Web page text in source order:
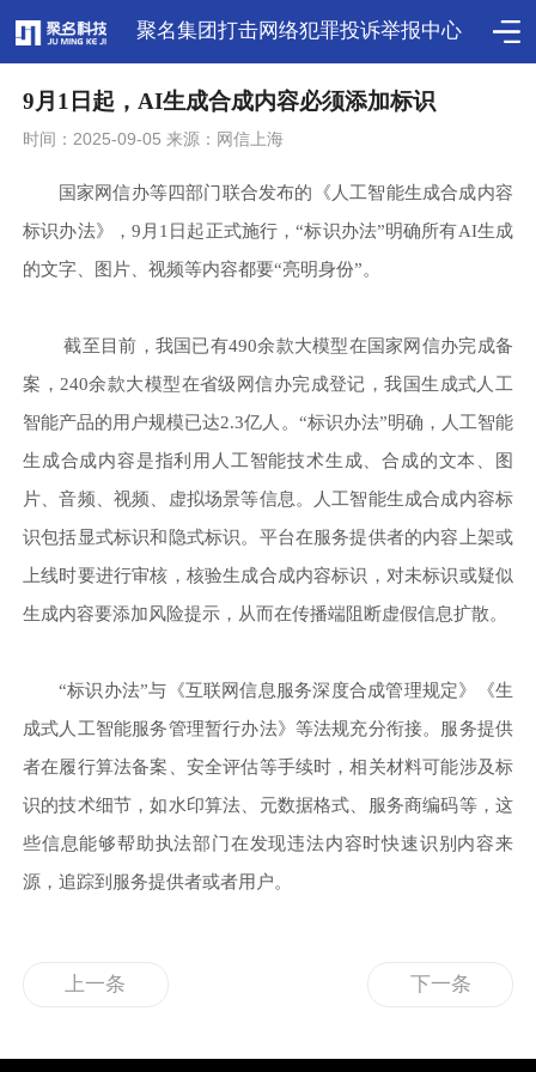
聚名集团打击网络犯罪投诉举报中心
9月1日起，AI生成合成内容必须添加标识
时间：2025-09-05 来源：网信上海
国家网信办等四部门联合发布的《人工智能生成合成内容
标识办法》， 9月1日起正式施行，“标识办法”明确所有AI生成
的文字、图片、视频等内容都要“亮明身份”。
截至目前，我国已有490余款大模型在国家网信办完成备
案，240余款大模型在省级网信办完成登记，我国生成式人工
智能产品的用户规模已达2.3亿人。“标识办法”明确，人工智能
生成合成内容是指利用人工智能技术生成、合成的文本、图
片、音频、视频、虚拟场景等信息。人工智能生成合成内容标
识包括显式标识和隐式标识。平台在服务提供者的内容上架或
上线时要进行审核，核验生成合成内容标识，对未标识或疑似
生成内容要添加风险提示，从而在传播端阻断虚假信息扩散。
“标识办法”与《互联网信息服务深度合成管理规定》《生
成式人工智能服务管理暂行办法》等法规充分衔接。服务提供
者在履行算法备案、安全评估等手续时，相关材料可能涉及标
识的技术细节，如水印算法、元数据格式、服务商编码等，这
些信息能够帮助执法部门在发现违法内容时快速识别内容来
源，追踪到服务提供者或者用户。
上一条 下一条